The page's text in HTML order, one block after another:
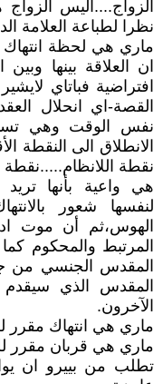
الزواج....أليس
نظرا لطباعة العلامة
ماري هي لحظة انتهاك
ان العلاقة بينها
افتراضية فباتاي
القصة-اي انحلال
نفس الوقت وهي
الانطلاق الى النقطة
نقطة
هي واعية بأنها تريد
لنفسها شعور
الهوس،ثم أن موت
المرتبط والمحكوم
المقدس الجنسي من
المقدس الذي سيقدم
الآخرون.
ماري هي انتهاك مقرر
ماري هي قربان مقرر
تطلب من بييرو ان